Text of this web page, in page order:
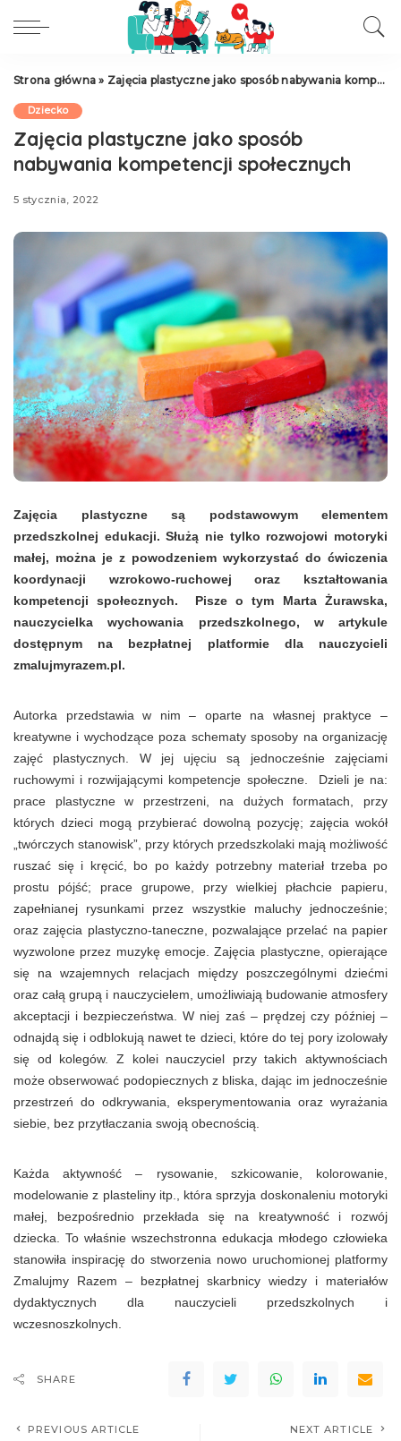
Strona główna » Zajęcia plastyczne jako sposób nabywania kompetencji społecznych
Dziecko
Zajęcia plastyczne jako sposób
nabywania kompetencji społecznych
5 stycznia, 2022
Zajęcia plastyczne są podstawowym elementem
przedszkolnej edukacji. Służą nie tylko rozwojowi motoryki
małej, można je z powodzeniem wykorzystać do ćwiczenia
koordynacji wzrokowo-ruchowej oraz kształtowania
kompetencji społecznych. Pisze o tym Marta Żurawska,
nauczycielka wychowania przedszkolnego, w artykule
dostępnym na bezpłatnej platformie dla nauczycieli
zmalujmyrazem.pl.
Autorka przedstawia w nim – oparte na własnej praktyce –
kreatywne i wychodzące poza schematy sposoby na organizację
zajęć plastycznych. W jej ujęciu są jednocześnie zajęciami
ruchowymi i rozwijającymi kompetencje społeczne. Dzieli je na:
prace plastyczne w przestrzeni, na dużych formatach, przy
których dzieci mogą przybierać dowolną pozycję; zajęcia wokół
„twórczych stanowisk”, przy których przedszkolaki mają możliwość
ruszać się i kręcić, bo po każdy potrzebny materiał trzeba po
prostu pójść; prace grupowe, przy wielkiej płachcie papieru,
zapełnianej rysunkami przez wszystkie maluchy jednocześnie;
oraz zajęcia plastyczno-taneczne, pozwalające przelać na papier
wyzwolone przez muzykę emocje. Zajęcia plastyczne, opierające
się na wzajemnych relacjach między poszczególnymi dziećmi
oraz całą grupą i nauczycielem, umożliwiają budowanie atmosfery
akceptacji i bezpieczeństwa. W niej zaś – prędzej czy później –
odnajdą się i odblokują nawet te dzieci, które do tej pory izolowały
się od kolegów. Z kolei nauczyciel przy takich aktywnościach
może obserwować podopiecznych z bliska, dając im jednocześnie
przestrzeń do odkrywania, eksperymentowania oraz wyrażania
siebie, bez przytłaczania swoją obecnością.
Każda aktywność – rysowanie, szkicowanie, kolorowanie,
modelowanie z plasteliny itp., która sprzyja doskonaleniu motoryki
małej, bezpośrednio przekłada się na kreatywność i rozwój
dziecka. To właśnie wszechstronna edukacja młodego człowieka
stanowiła inspirację do stworzenia nowo uruchomionej platformy
Zmalujmy Razem – bezpłatnej skarbnicy wiedzy i materiałów
dydaktycznych dla nauczycieli przedszkolnych i
wczesnoszkolnych.
SHARE
PREVIOUS ARTICLE NEXT ARTICLE